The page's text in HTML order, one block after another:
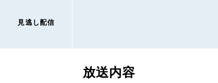
見逃し配信
放送内容